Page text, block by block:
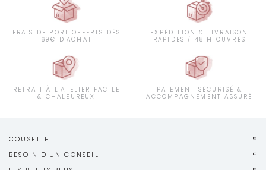
FRAIS DE PORT OFFERTS DÈS
69€ D'ACHAT
EXPÉDITION & LIVRAISON
RAPIDES / 48 H OUVRÉS
RETRAIT À L'ATELIER FACILE
& CHALEUREUX
PAIEMENT SÉCURISÉ &
ACCOMPAGNEMENT ASSURÉ
COUSETTE
BESOIN D'UN CONSEIL